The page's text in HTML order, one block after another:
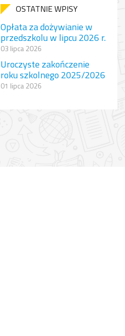
OSTATNIE WPISY
Opłata za dożywianie w
przedszkolu w lipcu 2026 r.
03 lipca 2026
Uroczyste zakończenie
roku szkolnego 2025/2026
01 lipca 2026